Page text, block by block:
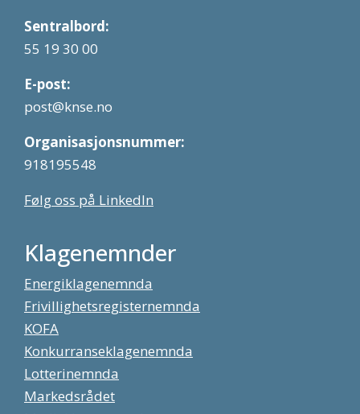
Sentralbord:
55 19 30 00
E-post:
post@knse.no
Organisasjonsnummer:
918195548
Følg oss på LinkedIn
Klagenemnder
Energiklagenemnda
Frivillighetsregisternemnda
KOFA
Konkurranseklagenemnda
Lotterinemnda
Markedsrådet